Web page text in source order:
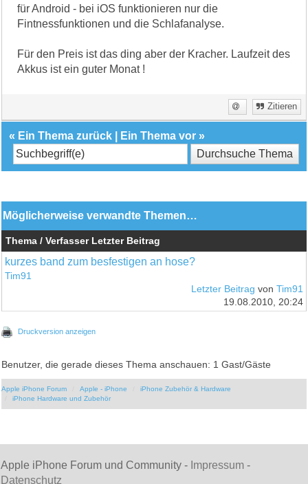
für Android - bei iOS funktionieren nur die
Fintnessfunktionen und die Schlafanalyse.
Für den Preis ist das ding aber der Kracher. Laufzeit des
Akkus ist ein guter Monat !
Zitieren
« Ein Thema zurück Ein Thema vor »
Möglicherweise verwandte Themen…
Thema / Verfasser Letzter Beitrag
kurzes band zum besfestigen an hose?
Tim91
Letzter Beitrag von Tim91
19.08.2010, 20:24
Druckversion anzeigen
Benutzer, die gerade dieses Thema anschauen: 1 Gast/Gäste
Apple iPhone Forum Apple - iPhone
iPhone Zubehör & Hardware
iPhone Hardware und Zubehör
Apple iPhone Forum und Community - Impressum -
Datenschutz